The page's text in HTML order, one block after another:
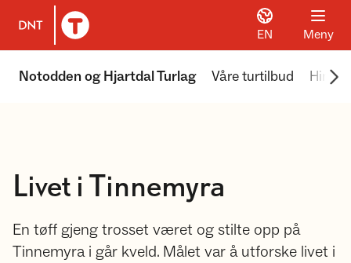
Til DNT.no forside
EN Meny
Notodden og Hjartdal Turlag Våre turtilbud
Livet i Tinnemyra
En tøff gjeng trosset været og stilte opp på
Tinnemyra i går kveld. Målet var å utforske livet i